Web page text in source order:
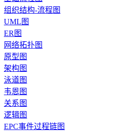
组织结构-流程图
UML图
ER图
网络拓扑图
原型图
架构图
泳道图
韦恩图
关系图
逻辑图
EPC事件过程链图